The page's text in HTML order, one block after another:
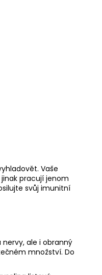
Vaše
pracují jenom
svůj imunitní
ale i obranný
množství. Do